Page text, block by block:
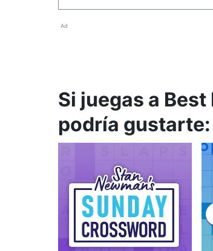
Ad
Si juegas a
podría gustarte: